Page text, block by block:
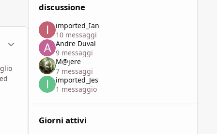
Statistiche Autore
discussione
imported_Ian
10 messaggi
Andre Duval
9 messaggi
M@jere
7 messaggi
imported_Jes
1 messaggio
Giorni attivi